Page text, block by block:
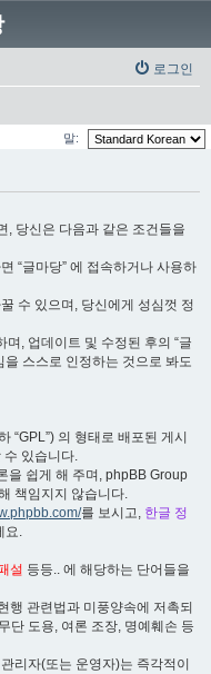
로그인
말:
, 당신은 다음과 같은 조건들을
“글마당” 에 접속하거나 사용하
수 있으며, 당신에게 성심껏 정
, 업데이트 및 수정된 후의 “글
을 스스로 인정하는 것으로 봐도
“GPL”) 의 형태로 배포된 게시
수 있습니다.
을 쉽게 해 주며, phpBB Group
책임지지 않습니다.
를 보시고, 한글 정
요.
설 등등.. 에 해당하는 단어들을
행 관련법과 미풍양속에 저촉되
단 도용, 여론 조장, 명예훼손 등
리자(또는 운영자)는 즉각적이